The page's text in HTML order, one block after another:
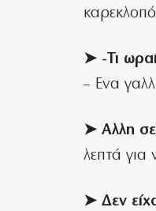
➤ -Τι
– Ενα
➤ Αλλη
λεπτά για
➤ Δεν